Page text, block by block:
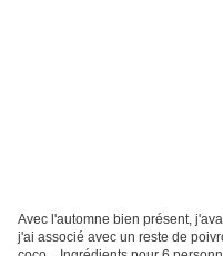
Avec l'automne bien présent,
j'ai associé avec un reste de